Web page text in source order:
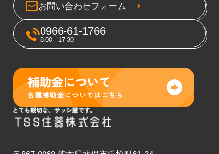
お問い合わせフォーム
0966-61-1766
8:00 - 17:30